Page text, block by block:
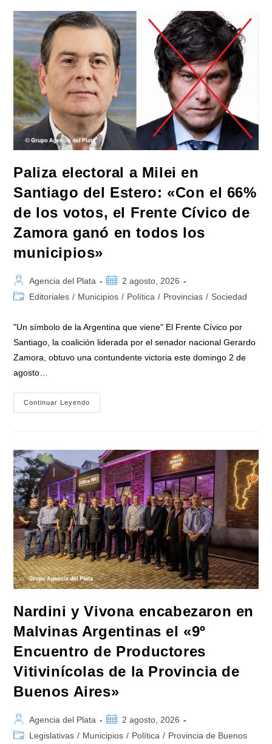
De
Economía,
A
Decirle
A
Luis
Caputo
Que
Nuestros
Pibes
Nuestras
Pibas
No
Pueden
Seguir
Yendo
La
Escuela
Con
Hambre»
Paliza electoral a Milei en
Santiago del Estero: «Con el 66%
de los votos, el Frente Cívico de
Zamora ganó en todos los
municipios»
Autor
de
Agencia del Plata
Publicación
de
2 agosto, 2026
Categoría
Editoriales / Municipios / Política / Provincias / Sociedad
"Un símbolo de la Argentina que viene" El Frente Cívico por
Santiago, la coalición liderada por el senador nacional Gerardo
Zamora, obtuvo una contundente victoria este domingo 2 de
agosto…
Continuar Leyendo
Electoral
Del
Estero:
«Con
El
66%
De
Los
Votos,
El
Frente
Cívico
De
Zamora
Ganó
En
Todos
Los
Nardini y Vivona encabezaron en
Malvinas Argentinas el «9º
Encuentro de Productores
Vitivinícolas de la Provincia de
Buenos Aires»
Autor
de
Agencia del Plata
Publicación
de
2 agosto, 2026
Categoría
Legislativas / Municipios / Política / Provincia de Buenos